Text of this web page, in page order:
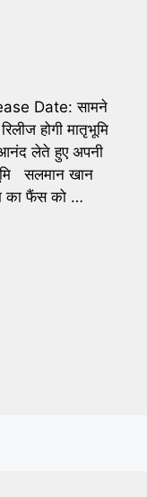
Date: सामने
होगी मातृभूमि
लेते हुए अपनी
सलमान खान
का फैंस को …